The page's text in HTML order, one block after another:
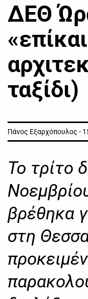
ΔΕΘ
ταξίδι)
Πάνος Εξαρχόπουλος -
Το τρίτο
βρέθηκα
στη